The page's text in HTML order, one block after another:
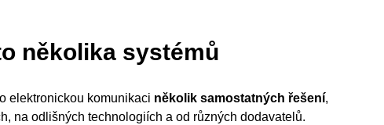
několika systémů
elektronickou komunikaci několik samostatných řešení,
na odlišných technologiích a od různých dodavatelů.